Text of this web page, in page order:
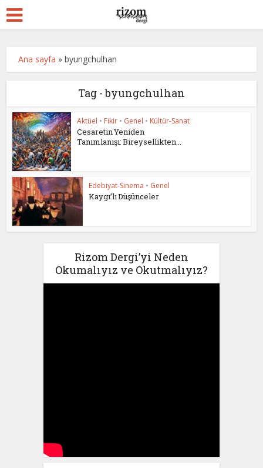
Ana sayfa »byungchulhan
Tag - byungchulhan
Aktüel • Fikir • Genel • Kültür-Sanat
Cesaretin Yeniden
Tanımlanışı: Bireysellikten...
Edebiyat-Sinema • Genel
Kaygı’lı Düşünceler
Rizom Dergi’yi Neden
Okumalıyız ve Okutmalıyız?